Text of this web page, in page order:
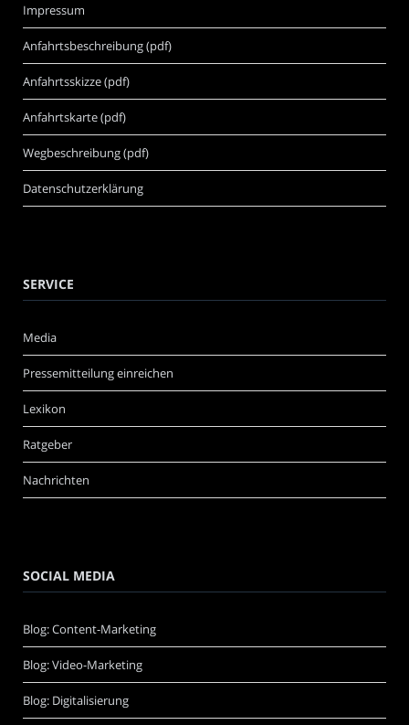
Impressum
Anfahrtsbeschreibung (pdf)
Anfahrtsskizze (pdf)
Anfahrtskarte (pdf)
Wegbeschreibung (pdf)
Datenschutzerklärung
SERVICE
Media
Pressemitteilung einreichen
Lexikon
Ratgeber
Nachrichten
SOCIAL MEDIA
Blog: Content-Marketing
Blog: Video-Marketing
Blog: Digitalisierung